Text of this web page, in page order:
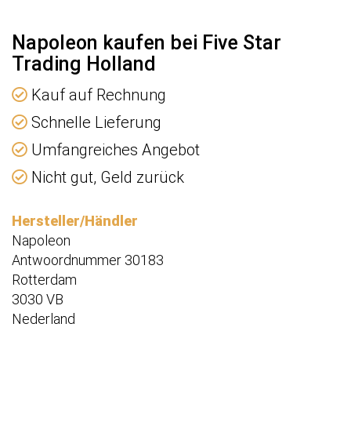
Napoleon kaufen bei Five Star
Trading Holland
Kauf auf Rechnung
Schnelle Lieferung
Umfangreiches Angebot
Nicht gut, Geld zurück
Hersteller/Händler
Napoleon
Antwoordnummer 30183
Rotterdam
3030 VB
Nederland